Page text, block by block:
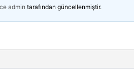
admin tarafından güncellenmiştir.